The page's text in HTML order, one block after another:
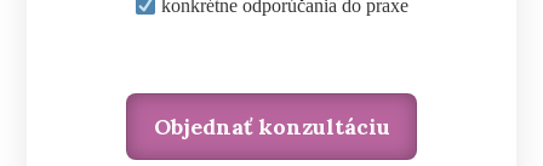
konkrétne odporúčania do praxe
Objednať konzultáciu